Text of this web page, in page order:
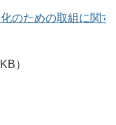
のための取組に関す
）